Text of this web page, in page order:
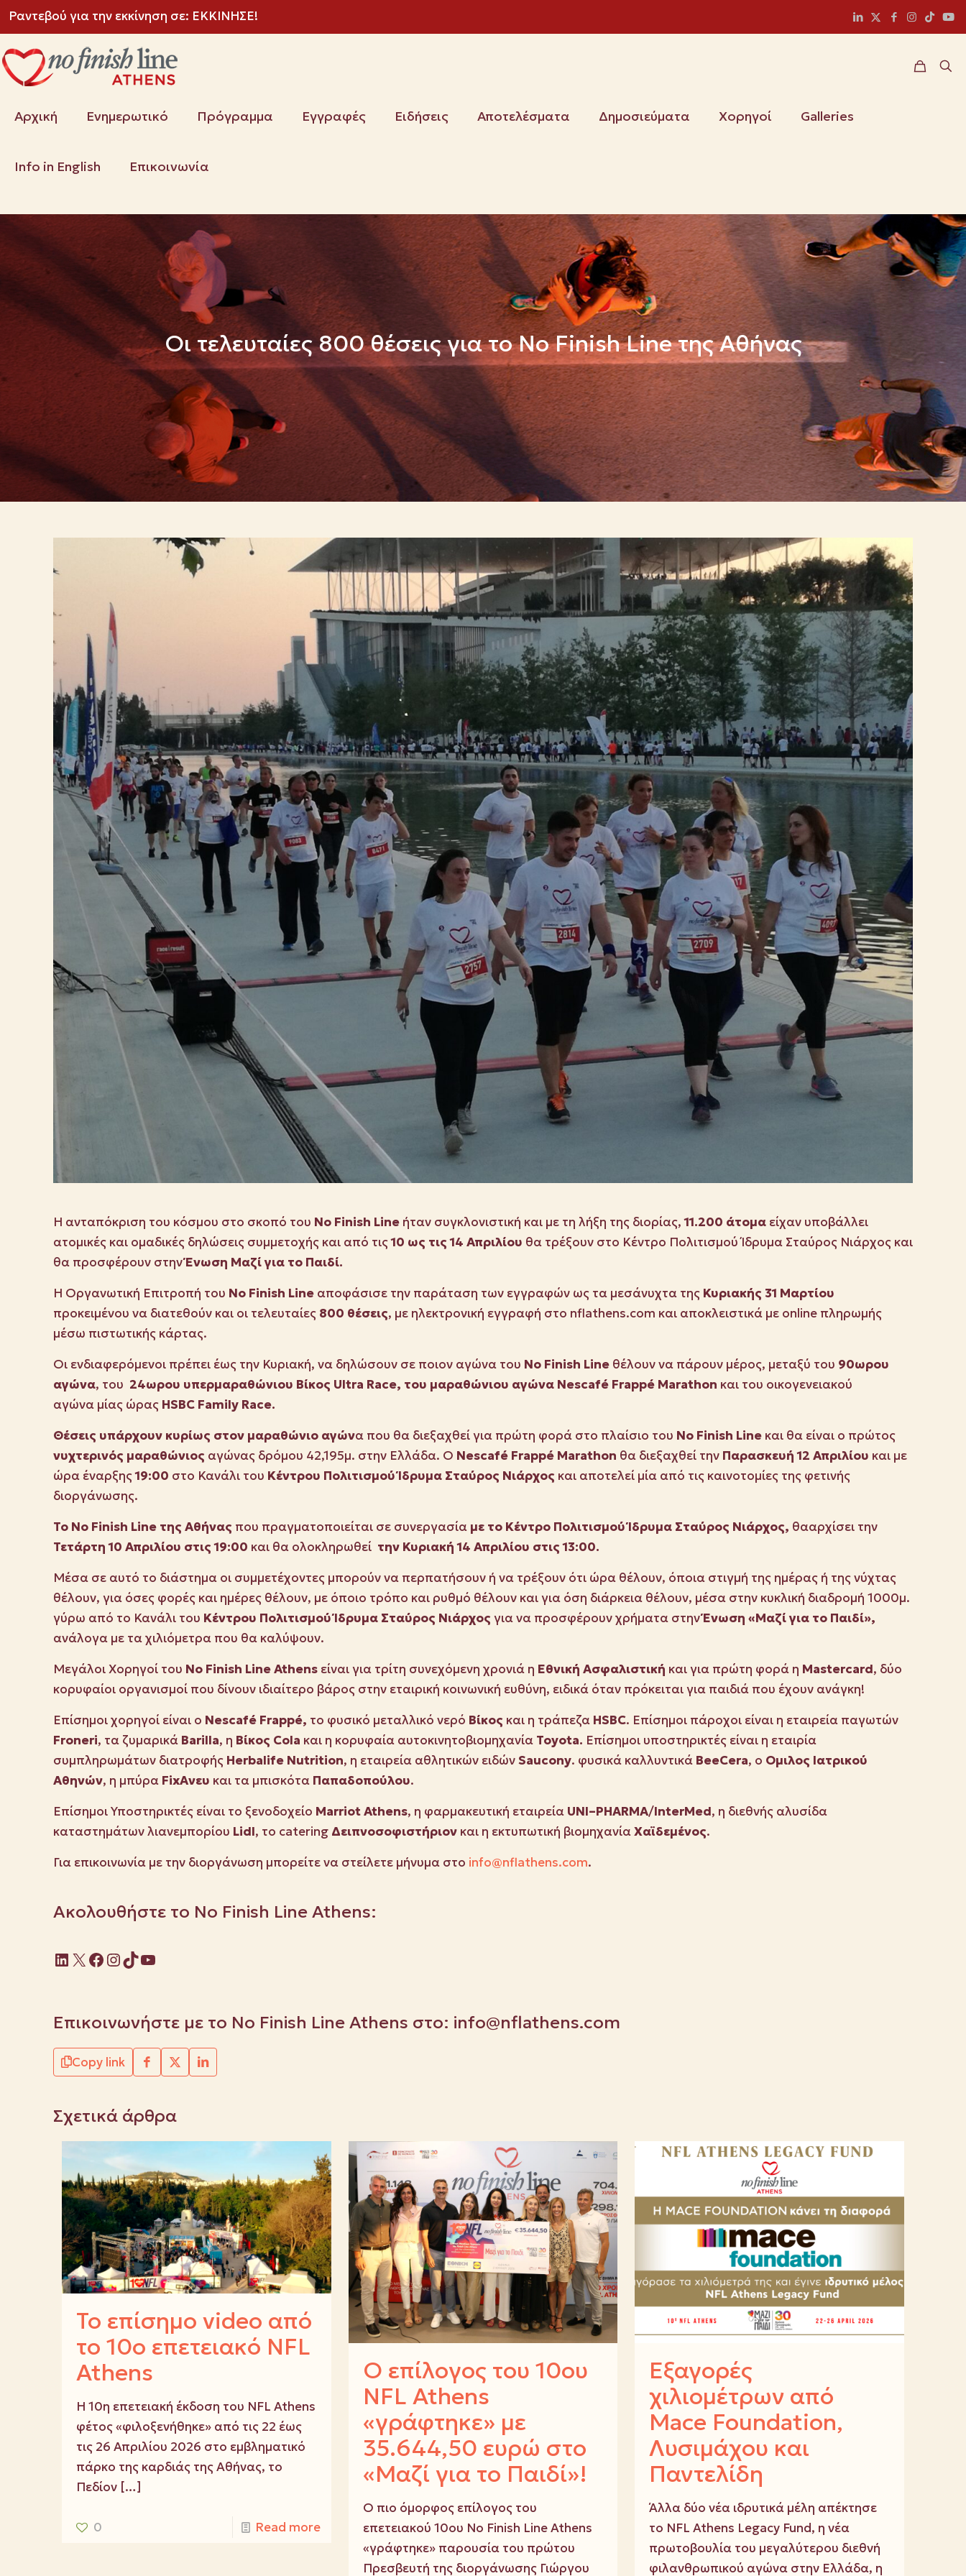
Ραντεβού για την εκκίνηση σε: ΕΚΚΙΝΗΣΕ!
Αρχική Ενημερωτικό Πρόγραμμα Εγγραφές Ειδήσεις Αποτελέσματα Δημοσιεύματα Χορηγοί Galleries
Info in English Επικοινωνία
Oι τελευταίες 800 θέσεις για το No Finish Line της Αθήνας
Η ανταπόκριση του κόσμου στο σκοπό του No Finish Line ήταν συγκλονιστική και με τη λήξη της διορίας,11.200 άτομα είχαν υποβάλλει
ατομικές και ομαδικές δηλώσεις συμμετοχής και από τις10 ως τις 14 Απριλίου θα τρέξουν στο Κέντρο Πολιτισμού Ίδρυμα Σταύρος Νιάρχος και
θα προσφέρουν στηνΈνωση Μαζί για το Παιδί.
Η Οργανωτική Επιτροπή του Νo Finish Line αποφάσισε την παράταση των εγγραφών ως τα μεσάνυχτα της Κυριακής 31 Μαρτίου
προκειμένου να διατεθούν και οι τελευταίες 800 θέσεις, με ηλεκτρονική εγγραφή στο nflathens.com και αποκλειστικά με online πληρωμής
μέσω πιστωτικής κάρτας.
Oι ενδιαφερόμενοι πρέπει έως την Κυριακή, να δηλώσουν σε ποιον αγώνα του No Finish Line θέλουν να πάρουν μέρος, μεταξύ του 90ωρου
αγώνα, του 24ωρου υπερμαραθώνιου Βίκος Ultra Race, του μαραθώνιου αγώνα Nescafé Frappé Marathon και του οικογενειακού
αγώνα μίας ώρας HSBC Family Race.
Θέσεις υπάρχουν κυρίως στον μαραθώνιο αγώνα που θα διεξαχθεί για πρώτη φορά στο πλαίσιο του Νο Finish Line και θα είναι ο πρώτος
νυχτερινός μαραθώνιος αγώνας δρόμου 42,195μ. στην Ελλάδα. O Nescafé Frappé Marathon θα διεξαχθεί την Παρασκευή 12 Απριλίου και με
ώρα έναρξης19:00 στο Κανάλι του Κέντρου Πολιτισμού Ίδρυμα Σταύρος Νιάρχος και αποτελεί μία από τις καινοτομίες της φετινής
διοργάνωσης.
Το No Finish Line της Αθήνας που πραγματοποιείται σε συνεργασία με το Κέντρο Πολιτισμού Ίδρυμα Σταύρος Νιάρχος, θααρχίσει την
Τετάρτη 10 Απριλίου στις 19:00 και θα ολοκληρωθεί την Κυριακή 14 Απριλίου στις 13:00.
Μέσα σε αυτό το διάστημα οι συμμετέχοντες μπορούν να περπατήσουν ή να τρέξουν ότι ώρα θέλουν, όποια στιγμή της ημέρας ή της νύχτας
θέλουν, για όσες φορές και ημέρες θέλουν, με όποιο τρόπο και ρυθμό θέλουν και για όση διάρκεια θέλουν, μέσα στην κυκλική διαδρομή 1000μ.
γύρω από το Κανάλι του Κέντρου Πολιτισμού Ίδρυμα Σταύρος Νιάρχος για να προσφέρουν χρήματα στηνΈνωση «Μαζί για το Παιδί»,
ανάλογα με τα χιλιόμετρα που θα καλύψουν.
Μεγάλοι Χορηγοί του No Finish LineAthens είναι για τρίτη συνεχόμενη χρονιά η Εθνική Ασφαλιστική και για πρώτη φορά η Mastercard, δύο
κορυφαίοι οργανισμοί που δίνουν ιδιαίτερο βάρος στην εταιρική κοινωνική ευθύνη, ειδικά όταν πρόκειται για παιδιά που έχουν ανάγκη!
Επίσημοι χορηγοί είναι ο Nescafé Frappé, το φυσικό μεταλλικό νερό Βίκος και η τράπεζα HSBC. Eπίσημοι πάροχοι είναι η εταιρεία παγωτών
Froneri, τα ζυμαρικά Barilla, η Βίκος Cola και η κορυφαία αυτοκινητοβιομηχανία Toyota. Eπίσημοι υποστηρικτές είναι η εταιρία
συμπληρωμάτων διατροφής Ηerbalife Nutrition, η εταιρεία αθλητικών ειδώνSaucony. φυσικά καλλυντικά BeeCera, o Oμιλος Ιατρικού
Αθηνών, η μπύρα FixAνευ και τα μπισκότα Παπαδοπούλου.
Επίσημοι Υποστηρικτές είναι το ξενοδοχείο MarriotAthens, η φαρμακευτική εταιρεία UNI–PHARMA/InterMed, η διεθνής αλυσίδα
καταστημάτων λιανεμπορίου Lidl, το catering Δειπνοσοφιστήριον και η εκτυπωτική βιομηχανίαΧαϊδεμένος.
Για επικοινωνία με την διοργάνωση μπορείτε να στείλετε μήνυμα στο info@nflathens.com.
Ακολουθήστε το No Finish Line Athens:
Linkedin
X Facebook
Instagram
TikTok
YouTube
Επικοινωνήστε με το No Finish Line Athens στο: info@nflathens.com
Copy link
Σχετικά άρθρα
Το επίσημο video από
το 10ο επετειακό NFL
Athens
Η 10η επετειακή έκδοση του NFL Athens
φέτος «φιλοξενήθηκε» από τις 22 έως
τις 26 Απριλίου 2026 στο εμβληματικό
πάρκο της καρδιάς της Αθήνας, το
Πεδίον[…]
0 Read more
Ο επίλογος του 10ου
NFL Athens
«γράφτηκε» με
35.644,50 ευρώ στο
«Μαζί για το Παιδί»!
Ο πιο όμορφος επίλογος του
επετειακού 10ου No Finish Line Athens
«γράφτηκε» παρουσία του πρώτου
Πρεσβευτή της διοργάνωσης Γιώργου
Εξαγορές
χιλιομέτρων από
Mace Foundation,
Λυσιμάχου και
Παντελίδη
Άλλα δύο νέα ιδρυτικά μέλη απέκτησε
το NFL Athens Legacy Fund, η νέα
πρωτοβουλία του μεγαλύτερου διεθνή
φιλανθρωπικού αγώνα στην Ελλάδα, η